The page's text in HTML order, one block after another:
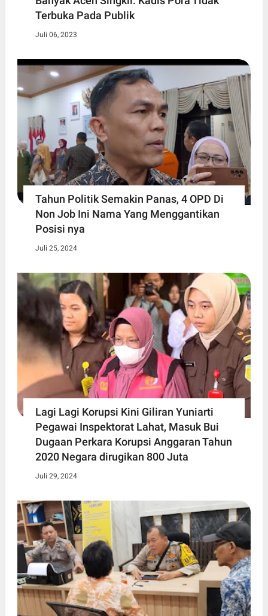
Terbuka Pada Publik
Juli 06, 2023
Tahun Politik Semakin Panas, 4 OPD Di
Non Job Ini Nama Yang Menggantikan
Posisi nya
Juli 25, 2024
Lagi Lagi Korupsi Kini Giliran Yuniarti
Pegawai Inspektorat Lahat, Masuk Bui
Dugaan Perkara Korupsi Anggaran Tahun
2020 Negara dirugikan 800 Juta
Juli 29, 2024